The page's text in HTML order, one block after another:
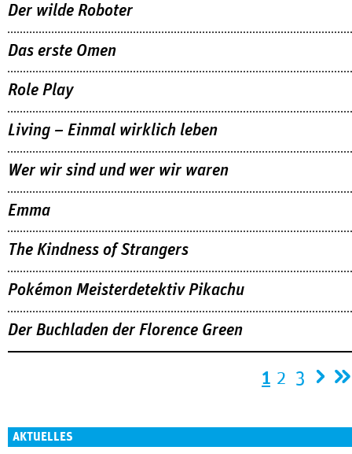
Der wilde Roboter
Das erste Omen
Role Play
Living – Einmal wirklich leben
Wer wir sind und wer wir waren
Emma
The Kindness of Strangers
Pokémon Meisterdetektiv Pikachu
Der Buchladen der Florence Green
1 2 3
AKTUELLES